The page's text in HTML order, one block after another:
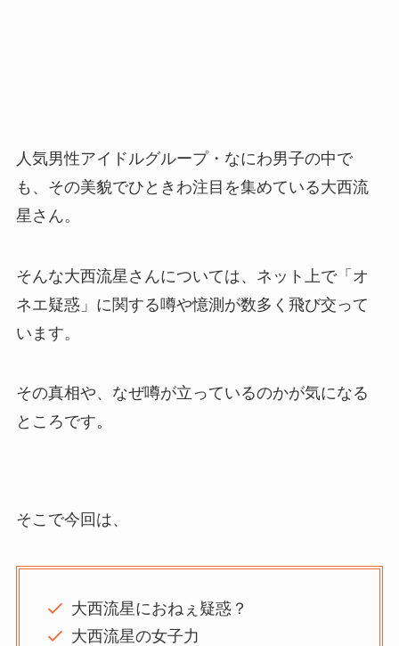
人気男性アイドルグループ・なにわ男子の中で
も、その美貌でひときわ注目を集めている大西流
星さん。
そんな大西流星さんについては、ネット上で「オ
ネエ疑惑」に関する噂や憶測が数多く飛び交って
います。
その真相や、なぜ噂が立っているのかが気になる
ところです。
そこで今回は、
大西流星におねぇ疑惑？
大西流星の女子力